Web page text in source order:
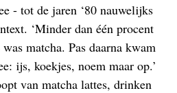
- tot de jaren ‘80 nauwelijks
‘Minder dan één procent
matcha. Pas daarna kwam
ijs, koekjes, noem maar op.’
van matcha lattes, drinken